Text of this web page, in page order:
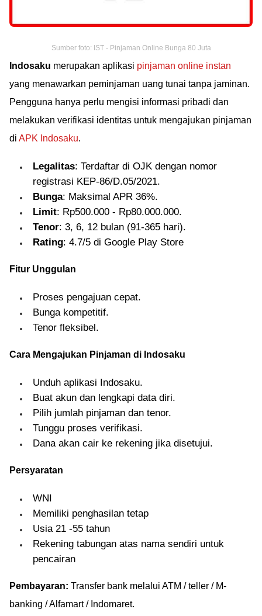
Sumber foto: IST - Pinjaman Online Bunga 80 Juta
Indosaku merupakan aplikasi pinjaman online instan
yang menawarkan peminjaman uang tunai tanpa jaminan.
Pengguna hanya perlu mengisi informasi pribadi dan
melakukan verifikasi identitas untuk mengajukan pinjaman
di APK Indosaku.
Legalitas: Terdaftar di OJK dengan nomor
registrasi KEP-86/D.05/2021.
Bunga: Maksimal APR 36%.
Limit: Rp500.000 - Rp80.000.000.
Tenor: 3, 6, 12 bulan (91-365 hari).
Rating: 4.7/5 di Google Play Store
Fitur Unggulan
Proses pengajuan cepat.
Bunga kompetitif.
Tenor fleksibel.
Cara Mengajukan Pinjaman di Indosaku
Unduh aplikasi Indosaku.
Buat akun dan lengkapi data diri.
Pilih jumlah pinjaman dan tenor.
Tunggu proses verifikasi.
Dana akan cair ke rekening jika disetujui.
Persyaratan
WNI
Memiliki penghasilan tetap
Usia 21 -55 tahun
Rekening tabungan atas nama sendiri untuk
pencairan
Pembayaran: Transfer bank melalui ATM / teller / M-
banking / Alfamart / Indomaret.